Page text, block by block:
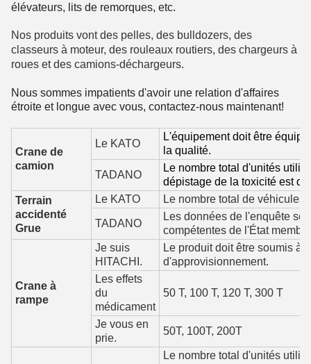
élévateurs, lits de remorques, etc.
Nos produits vont des pelles, des bulldozers, des
classeurs à moteur, des rouleaux routiers, des chargeurs à
roues et des camions-déchargeurs.
Nous sommes impatients d'avoir une relation d'affaires
étroite et longue avec vous, contactez-nous maintenant!
Crane de
camion
Le KATO
L'équipement doit être
la qualité.
TADANO
Le nombre total d'unités
dépistage de la toxicité est de:
Terrain
accidenté
Grue
Le KATO Le nombre total de véhicules
TADANO
Les données de l'enquête
compétentes de l'État
Crane à
rampe
Je suis
HITACHI.
Le produit doit être soumis à
d'approvisionnement.
Les effets
du
médicament
50 T, 100 T, 120 T, 300 T
Je vous en
prie.
50T, 100T, 200T
Le nombre total d'unités